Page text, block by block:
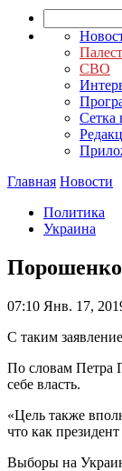
СВО
Сетка
Главная Новости
Политика
Украина
07:10 Янв. 17,
С таким
По словам Петра
себе власть.
«Цель также
что как
Выборы на